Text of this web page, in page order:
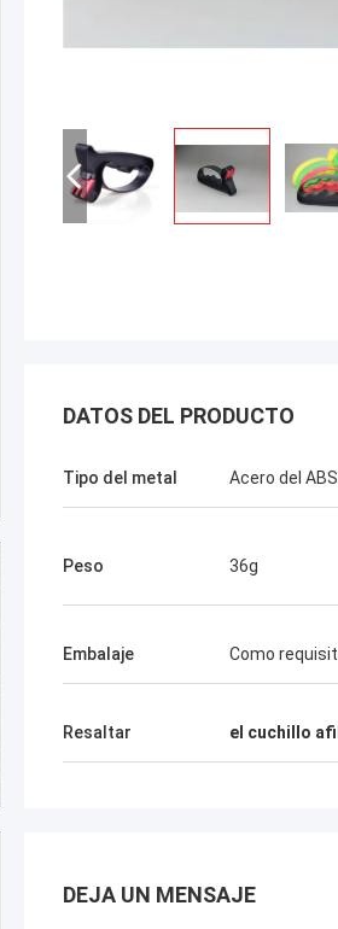
necesidad el otro proveedor!
DATOS DEL PRODUCTO
Tipo del metal Acero del
Peso 36g
Embalaje Como
Resaltar el cuchillo
DEJA UN MENSAJE